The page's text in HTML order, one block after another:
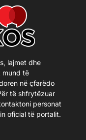
lajmet dhe
mund të
në çfarëdo
të shfrytëzuar
personat
oficial të portalit.